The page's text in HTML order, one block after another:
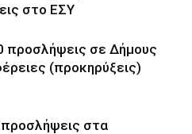
στο ΕΣΥ
προσλήψεις σε Δήμους
(προκηρύξεις)
προσλήψεις στα